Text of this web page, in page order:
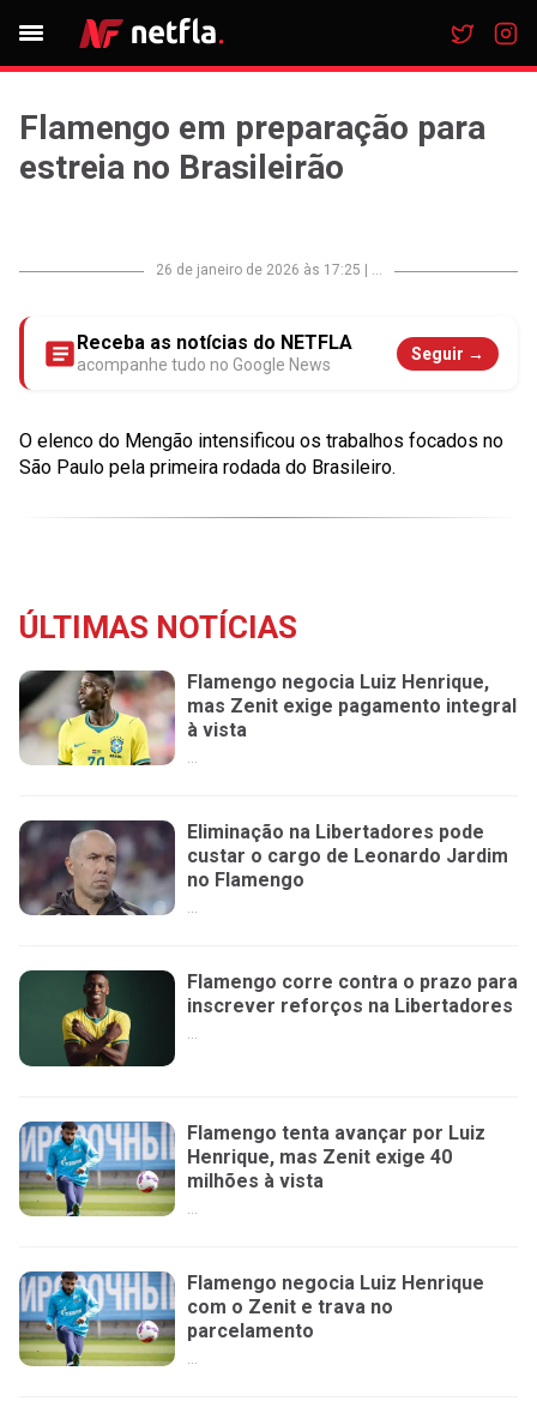
Flamengo em preparação para
estreia no Brasileirão
26 de janeiro de 2026 às 17:25 ...
Receba as notícias do NETFLA
acompanhe tudo no Google News
Seguir →
O elenco do Mengão intensificou os trabalhos focados no
São Paulo pela primeira rodada do Brasileiro.
ÚLTIMAS NOTÍCIAS
Flamengo negocia Luiz Henrique,
mas Zenit exige pagamento integral
à vista
...
Eliminação na Libertadores pode
custar o cargo de Leonardo Jardim
no Flamengo
...
Flamengo corre contra o prazo para
inscrever reforços na Libertadores
...
Flamengo tenta avançar por Luiz
Henrique, mas Zenit exige 40
milhões à vista
Flamengo negocia Luiz Henrique
com o Zenit e trava no
parcelamento
...